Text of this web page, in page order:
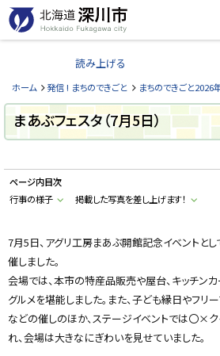
本
文
へ
ュ
へ
北
道
深
川
市
k
a
F
k
a
g
a
w
a
c
i
読み上げる
ホーム 発信 ! まちのできごと まちのできごと2026
まあぶフェスタ（7月5日）
ページ内目次
行事の様子
掲載した写真を差し上げます！
7月5日、アグリ工房まあぶ開館記念イベントとし
催しました。
会場では、本市の特産品販売や屋台、キッチン
グルメを堪能しました。また、子ども縁日やフリ
などの催しのほか、ステージイベントでは〇×
れ、会場は大きなにぎわいを見せていました。